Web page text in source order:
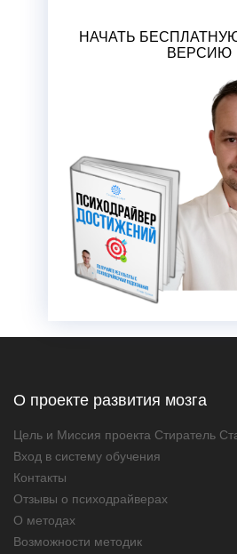
НАЧАТЬ
ВЕРСИЮ
О проекте развития мозга
Цель и Миссия проекта Стиратель
Вход в систему обучения
Контакты
Отзывы о психодрайверах
О методах
Возможности методик